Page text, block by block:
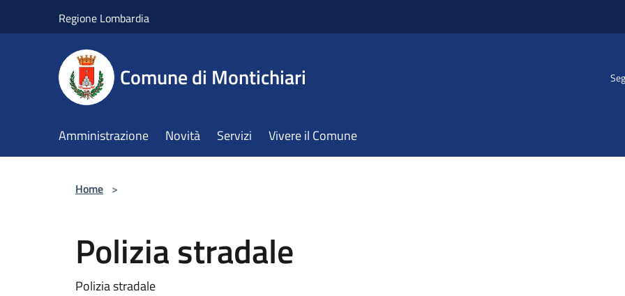
Regione Lombardia
Comune di Montichiari
Amministrazione Novità Servizi Vivere il Comune
Home >
Polizia stradale
Polizia stradale